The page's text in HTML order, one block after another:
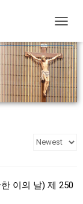
O
G
G
L
E
N
G
O
이의 날) 제 250